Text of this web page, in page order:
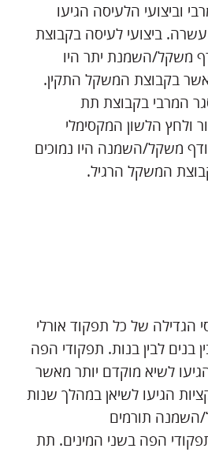
וביצועי הלעיסה הגיעו
ביצועי לעיסה בקבוצת
משקל/השמנת יתר היו
בקבוצת המשקל התקין.
המרבי בקבוצת תת
הלשון המקסימלי
משקל/השמנה היו נמוכים
המשקל הרגיל.
הגדילה של כל תפקוד אורלי
בנים לבין בנות. תפקודי הפה
לשיא מוקדם יותר מאשר
הגיעו לשיאן במהלך שנות
תורמים
הפה בשני המינים. תת